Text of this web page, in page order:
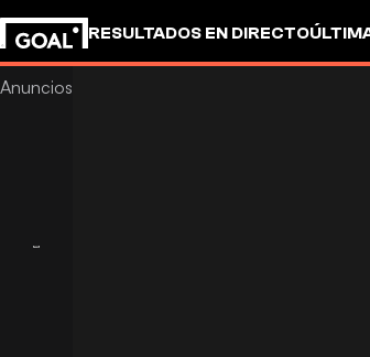
RESULTADOS EN DIRECTO